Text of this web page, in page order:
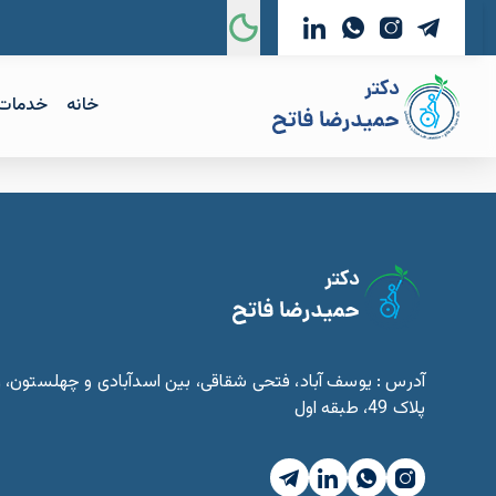
خانه
آدرس : یوسف آباد، فتحی شقاقی، بین اسدآبادی و چهلستون،
پلاک 49، طبقه اول